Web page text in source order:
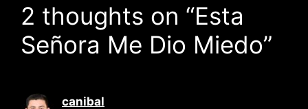
2 thoughts on “Esta
Señora Me Dio Miedo”
canibal